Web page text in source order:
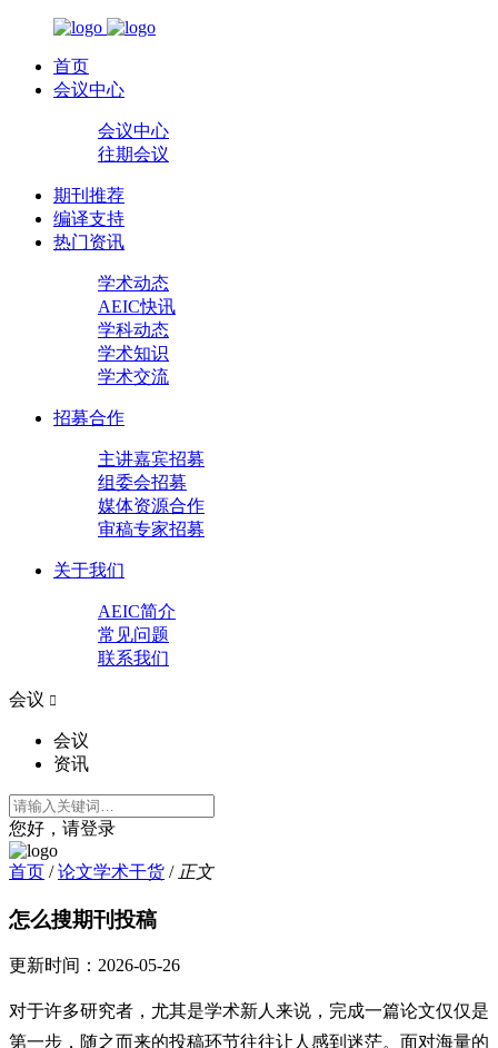
首页
会议中心
会议中心
往期会议
期刊推荐
编译支持
热门资讯
学术动态
AEIC快讯
学科动态
学术知识
学术交流
招募合作
主讲嘉宾招募
组委会招募
媒体资源合作
审稿专家招募
关于我们
AEIC简介
常见问题
联系我们
会议 
会议
资讯
您好，请登录
首页 / 论文学术干货 / 正文
怎么搜期刊投稿
更新时间： 2026-05-26
对于许多研究者，尤其是学术新人来说，完成一篇论文仅仅是
第一步，随之而来的投稿环节往往让人感到迷茫。面对海量的